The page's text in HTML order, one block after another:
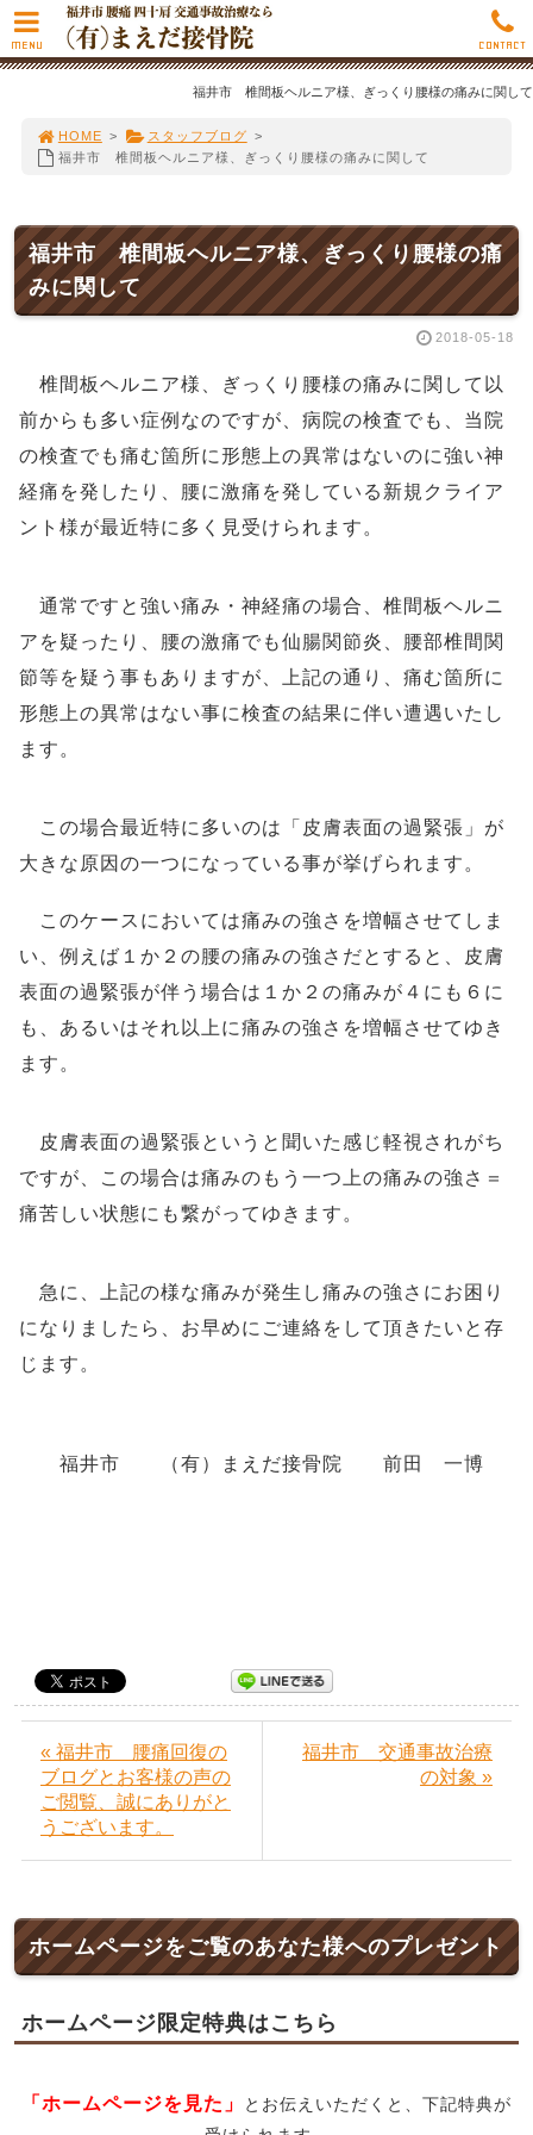
福井市 椎間板ヘルニア様、ぎっくり腰様の痛みに関して
HOME > スタッフブログ >
福井市 椎間板ヘルニア様、ぎっくり腰様の痛みに関して
福井市 椎間板ヘルニア様、ぎっくり腰様の痛
みに関して
2018-05-18
椎間板ヘルニア様、ぎっくり腰様の痛みに関して以
前からも多い症例なのですが、病院の検査でも、当院
の検査でも痛む箇所に形態上の異常はないのに強い神
経痛を発したり、腰に激痛を発している新規クライア
ント様が最近特に多く見受けられます。
通常ですと強い痛み・神経痛の場合、椎間板ヘルニ
アを疑ったり、腰の激痛でも仙腸関節炎、腰部椎間関
節等を疑う事もありますが、上記の通り、痛む箇所に
形態上の異常はない事に検査の結果に伴い遭遇いたし
ます。
この場合最近特に多いのは「皮膚表面の過緊張」が
大きな原因の一つになっている事が挙げられます。
このケースにおいては痛みの強さを増幅させてしま
い、例えば１か２の腰の痛みの強さだとすると、皮膚
表面の過緊張が伴う場合は１か２の痛みが４にも６に
も、あるいはそれ以上に痛みの強さを増幅させてゆき
ます。
皮膚表面の過緊張というと聞いた感じ軽視されがち
ですが、この場合は痛みのもう一つ上の痛みの強さ＝
痛苦しい状態にも繋がってゆきます。
急に、上記の様な痛みが発生し痛みの強さにお困り
になりましたら、お早めにご連絡をして頂きたいと存
じます。
福井市 （有）まえだ接骨院 前田 一博
« 福井市 腰痛回復の
ブログとお客様の声の
ご閲覧、誠にありがと
うございます。
福井市 交通事故治療
の対象 »
ホームページをご覧のあなた様へのプレゼント
ホームページ限定特典はこちら
「ホームページを見た」
とお伝えいただくと、下記特典が
MENU CONTACT